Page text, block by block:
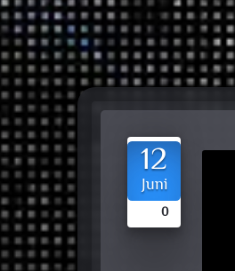
12
Juni
0